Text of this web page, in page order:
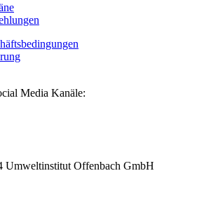
Media Kanäle:
Umweltinstitut Offenbach GmbH